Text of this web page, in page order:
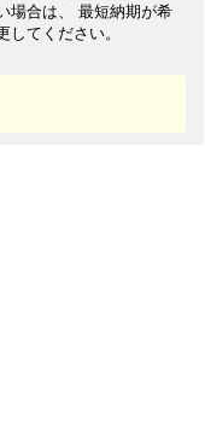
場合は、 最短納期が希
てください。